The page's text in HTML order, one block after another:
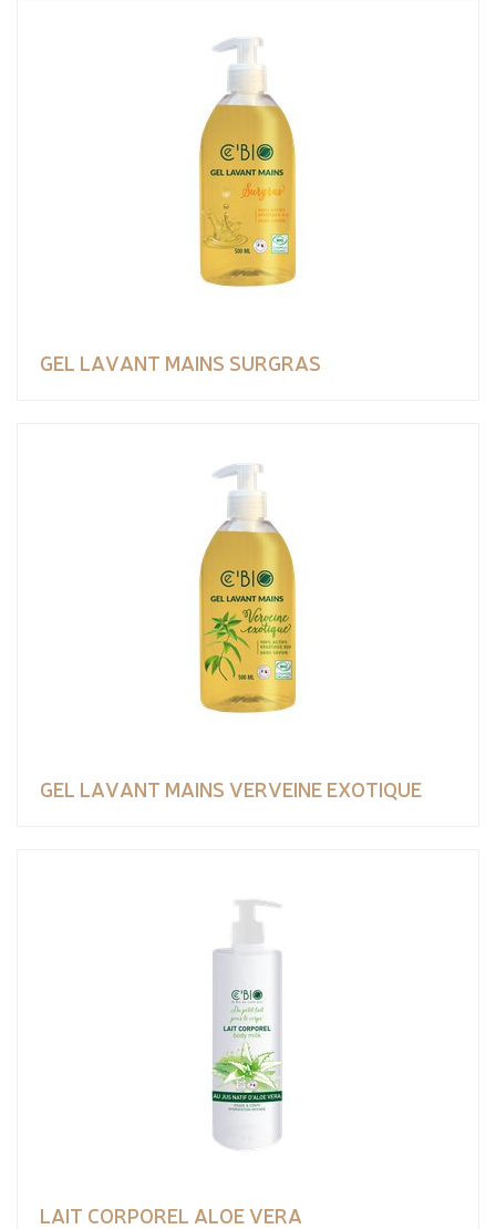
GEL LAVANT MAINS SURGRAS
GEL LAVANT MAINS VERVEINE EXOTIQUE
LAIT CORPOREL ALOE VERA